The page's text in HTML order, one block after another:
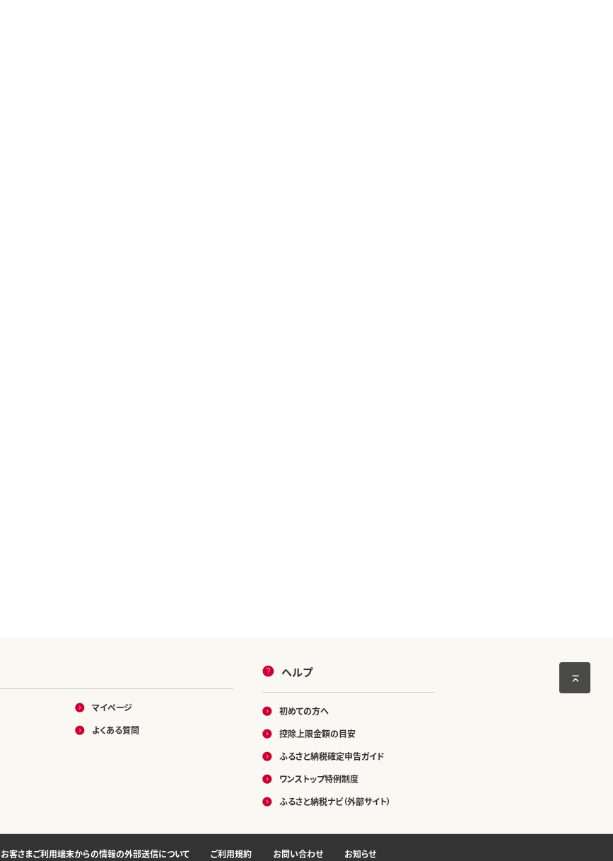
マイページ
よくある質問
ヘルプ
初めての方へ
控除上限金額の目安
ふるさと納税確定申告ガイド
ワンストップ特例制度
ふるさと納税ナビ（外部サイト）
お客さまご利用端末からの情報の外部送信について ご利用規約 お問い合わせ お知らせ